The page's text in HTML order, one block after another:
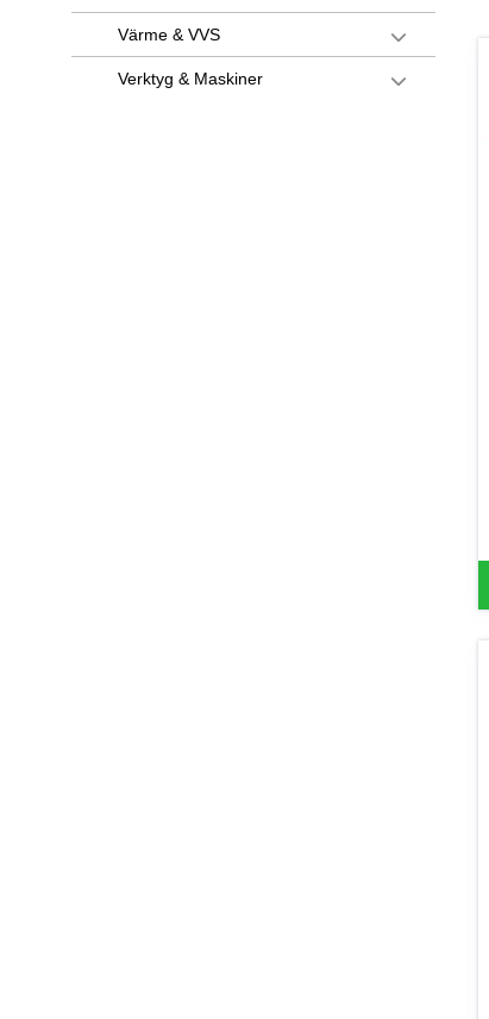
Värme & VVS
Verktyg & Maskiner